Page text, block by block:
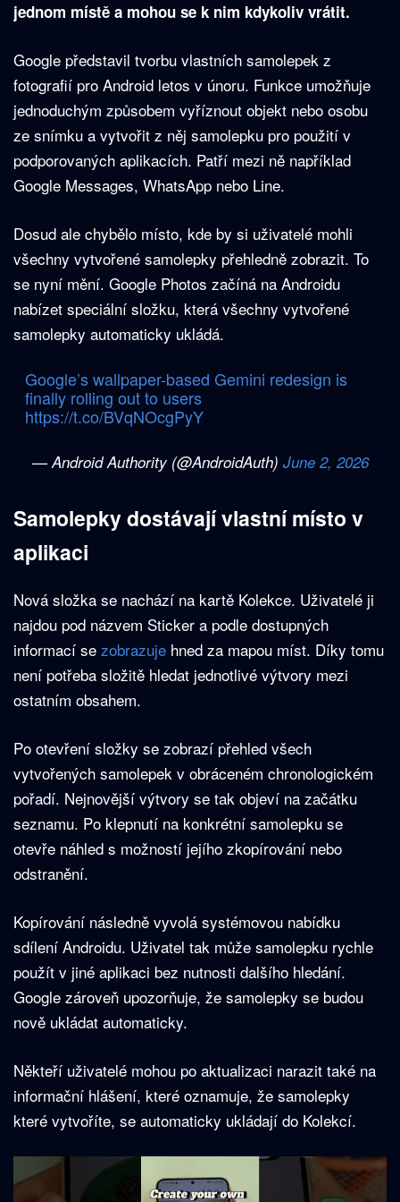
jednom místě a mohou se k nim kdykoliv vrátit.
Google představil tvorbu vlastních samolepek z
fotografií pro Android letos v únoru. Funkce umožňuje
jednoduchým způsobem vyříznout objekt nebo osobu
ze snímku a vytvořit z něj samolepku pro použití v
podporovaných aplikacích. Patří mezi ně například
Google Messages, WhatsApp nebo Line.
Dosud ale chybělo místo, kde by si uživatelé mohli
všechny vytvořené samolepky přehledně zobrazit. To
se nyní mění. Google Photos začíná na Androidu
nabízet speciální složku, která všechny vytvořené
samolepky automaticky ukládá.
Google’s wallpaper-based Gemini redesign is
finally rolling out to users
https://t.co/BVqNOcgPyY
— Android Authority (@AndroidAuth) June 2, 2026
Samolepky dostávají vlastní místo v
aplikaci
Nová složka se nachází na kartě Kolekce. Uživatelé ji
najdou pod názvem Sticker a podle dostupných
informací se zobrazuje hned za mapou míst. Díky tomu
není potřeba složitě hledat jednotlivé výtvory mezi
ostatním obsahem.
Po otevření složky se zobrazí přehled všech
vytvořených samolepek v obráceném chronologickém
pořadí. Nejnovější výtvory se tak objeví na začátku
seznamu. Po klepnutí na konkrétní samolepku se
otevře náhled s možností jejího zkopírování nebo
odstranění.
Kopírování následně vyvolá systémovou nabídku
sdílení Androidu. Uživatel tak může samolepku rychle
použít v jiné aplikaci bez nutnosti dalšího hledání.
Google zároveň upozorňuje, že samolepky se budou
nově ukládat automaticky.
Někteří uživatelé mohou po aktualizaci narazit také na
informační hlášení, které oznamuje, že samolepky
které vytvoříte, se automaticky ukládají do Kolekcí.